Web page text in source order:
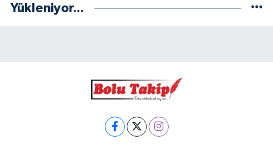
Yükleniyor...